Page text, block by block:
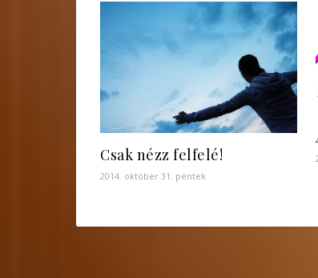
Csak nézz felfelé!
2014. október 31. péntek